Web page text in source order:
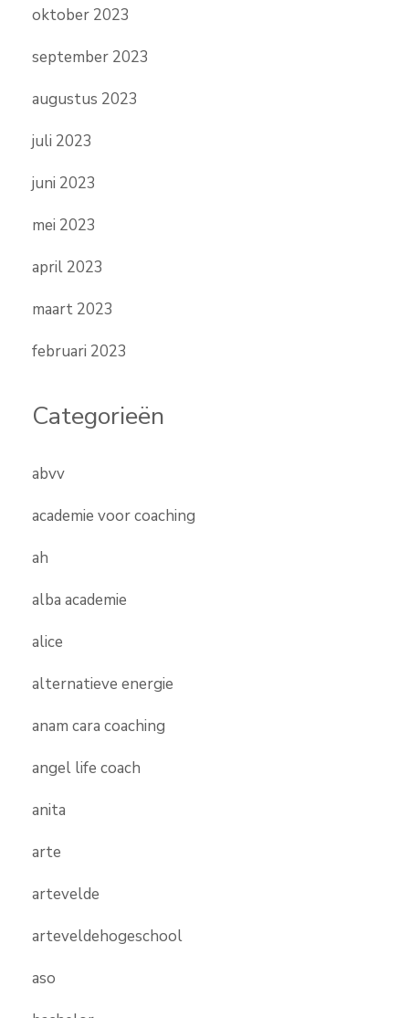
oktober 2023
september 2023
augustus 2023
juli 2023
juni 2023
mei 2023
april 2023
maart 2023
februari 2023
Categorieën
abvv
academie voor coaching
ah
alba academie
alice
alternatieve energie
anam cara coaching
angel life coach
anita
arte
artevelde
arteveldehogeschool
aso